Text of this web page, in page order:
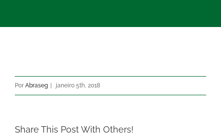
Por Abraseg janeiro 5th, 2018
Share This Post With Others!